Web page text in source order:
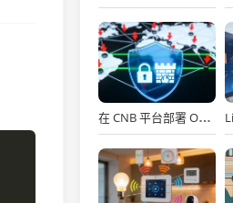
在 CNB 平台部署 OpenClaw，API Key 免费用，30秒搞定！